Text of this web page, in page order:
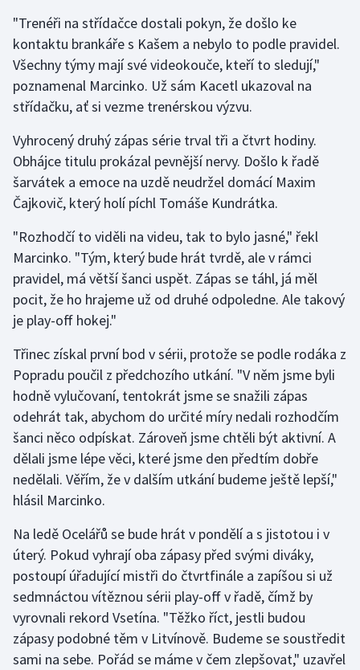
Moderní pětiboj
Motorsport
Olympijské hry
Parasport
Plavání
Plážový volejbal
Ragby
Rychlobruslení
Rychlostní kanoistika
Short track
Sportovní střelba
Stolní tenis
Triatlon
Veslování
Vodní slalom
Volejbal
Ostatní
"Trenéři na střídačce dostali pokyn, že došlo ke
kontaktu brankáře s Kašem a nebylo to podle pravidel.
Všechny týmy mají své videokouče, kteří to sledují,"
poznamenal Marcinko. Už sám Kacetl ukazoval na
střídačku, ať si vezme trenérskou výzvu.
Vyhrocený druhý zápas série trval tři a čtvrt hodiny.
Obhájce titulu prokázal pevnější nervy. Došlo k řadě
šarvátek a emoce na uzdě neudržel domácí Maxim
Čajkovič, který holí píchl Tomáše Kundrátka.
"Rozhodčí to viděli na videu, tak to bylo jasné," řekl
Marcinko. "Tým, který bude hrát tvrdě, ale v rámci
pravidel, má větší šanci uspět. Zápas se táhl, já měl
pocit, že ho hrajeme už od druhé odpoledne. Ale takový
je play-off hokej."
Třinec získal první bod v sérii, protože se podle rodáka z
Popradu poučil z předchozího utkání. "V něm jsme byli
hodně vylučovaní, tentokrát jsme se snažili zápas
odehrát tak, abychom do určité míry nedali rozhodčím
šanci něco odpískat. Zároveň jsme chtěli být aktivní. A
dělali jsme lépe věci, které jsme den předtím dobře
nedělali. Věřím, že v dalším utkání budeme ještě lepší,"
hlásil Marcinko.
Na ledě Ocelářů se bude hrát v pondělí a s jistotou i v
úterý. Pokud vyhrají oba zápasy před svými diváky,
postoupí úřadující mistři do čtvrtfinále a zapíšou si už
sedmnáctou vítěznou sérii play-off v řadě, čímž by
vyrovnali rekord Vsetína. "Těžko říct, jestli budou
zápasy podobné těm v Litvínově. Budeme se soustředit
sami na sebe. Pořád se máme v čem zlepšovat," uzavřel